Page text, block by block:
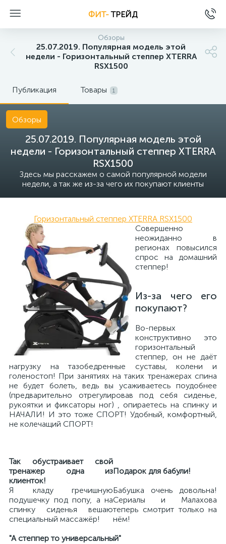
ФИТ-ТРЕЙД
Обзоры
25.07.2019. Популярная модель этой
недели - Горизонтальный степпер XTERRA
RSX1500
Публикация Товары 1
25.07.2019. Популярная модель этой
недели - Горизонтальный степпер XTERRA
RSX1500
Здесь мы расскажем о самой популярной модели
недели, а так же из-за чего их покупают клиенты
Обзоры
Горизонтальный степпер XTERRA RSX1500
Совершенно
неожиданно в
регионах повысился
спрос на домашний
степпер!
Из-за чего его
покупают?
Во-первых
конструктивно это
горизонтальный
степпер, он не даёт
нагрузку на тазобедренные суставы, колени и
голеностоп! При занятиях на таких тренажерах спина
не будет болеть, ведь вы усаживаетесь поудобнее
(предварительно отрегулировав под себя сиденье,
рукоятки и фиксаторы ног) , опираетесь на спинку и
НАЧАЛИ! И это тоже СПОРТ! Удобный, комфортный,
не колечащий СПОРТ!
Так обустраивает свой
тренажер одна из
клиенток!
Подарок для бабули!
Я кладу гречишную
подушечку под попу, а на
спинку сиденья вешаю
специальный массажёр!
Бабушка очень довольна!
Сериалы и Малахова
теперь смотрит только на
нём!
"А степпер то универсальный"